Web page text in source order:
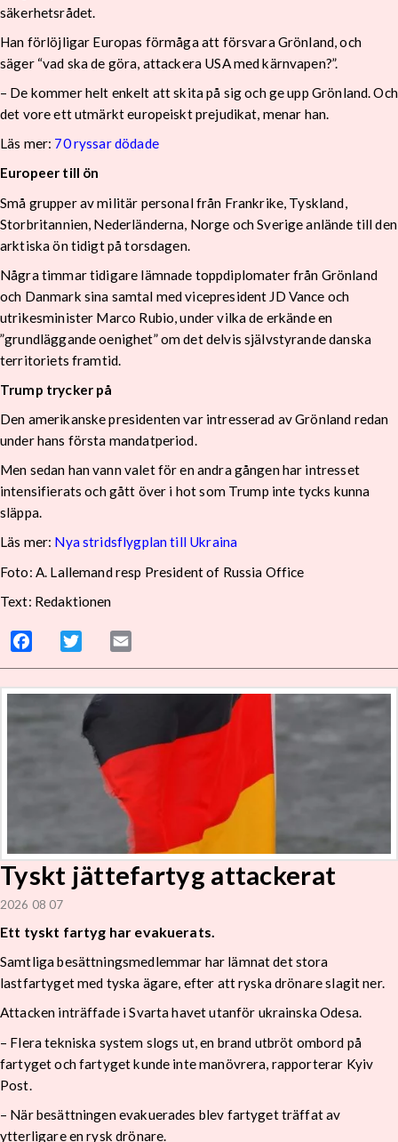
säkerhetsrådet.
Han förlöjligar Europas förmåga att försvara Grönland, och
säger “vad ska de göra, attackera USA med kärnvapen?”.
– De kommer helt enkelt att skita på sig och ge upp Grönland. Och
det vore ett utmärkt europeiskt prejudikat, menar han.
Läs mer: 70 ryssar dödade
Europeer till ön
Små grupper av militär personal från Frankrike, Tyskland,
Storbritannien, Nederländerna, Norge och Sverige anlände till den
arktiska ön tidigt på torsdagen.
Några timmar tidigare lämnade toppdiplomater från Grönland
och Danmark sina samtal med vicepresident JD Vance och
utrikesminister Marco Rubio, under vilka de erkände en
”grundläggande oenighet” om det delvis självstyrande danska
territoriets framtid.
Trump trycker på
Den amerikanske presidenten var intresserad av Grönland redan
under hans första mandatperiod.
Men sedan han vann valet för en andra gången har intresset
intensifierats och gått över i hot som Trump inte tycks kunna
släppa.
Läs mer: Nya stridsflygplan till Ukraina
Foto: A. Lallemand resp President of Russia Office
Text: Redaktionen
Facebook Twitter
Tyskt jättefartyg attackerat
2026 08 07
Ett tyskt fartyg har evakuerats.
Samtliga besättningsmedlemmar har lämnat det stora
lastfartyget med tyska ägare, efter att ryska drönare slagit ner.
Attacken inträffade i Svarta havet utanför ukrainska Odesa.
– Flera tekniska system slogs ut, en brand utbröt ombord på
fartyget och fartyget kunde inte manövrera, rapporterar Kyiv
Post.
– När besättningen evakuerades blev fartyget träffat av
ytterligare en rysk drönare.